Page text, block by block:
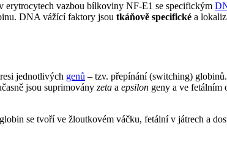
erytrocytech vazbou bílkoviny NF-E1 se specifickým
DNA vážící faktory jsou tkáňově specifické a
jednotlivých genů – tzv. přepínání (switching)
jsou suprimovány zeta a epsilon geny a ve fetálním
se tvoří ve žloutkovém váčku, fetální v játrech a